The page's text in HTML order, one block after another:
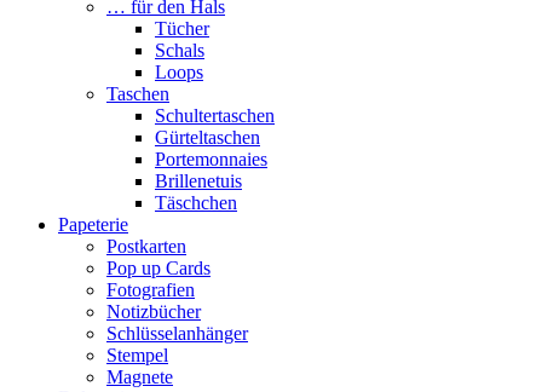
… für den Hals
Tücher
Schals
Loops
Taschen
Schultertaschen
Gürteltaschen
Portemonnaies
Brillenetuis
Täschchen
Papeterie
Postkarten
Pop up Cards
Fotografien
Notizbücher
Schlüsselanhänger
Stempel
Magnete